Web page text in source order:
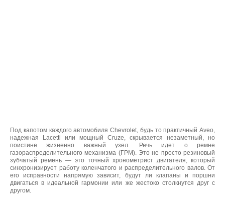
Под капотом каждого автомобиля Chevrolet, будь то практичный Aveo,
надежная Lacetti или мощный Cruze, скрывается незаметный, но
поистине жизненно важный узел. Речь идет о ремне
газораспределительного механизма (ГРМ). Это не просто резиновый
зубчатый ремень — это точный хронометрист двигателя, который
синхронизирует работу коленчатого и распределительного валов. От
его исправности напрямую зависит, будут ли клапаны и поршни
двигаться в идеальной гармонии или же жестоко столкнутся друг с
другом.